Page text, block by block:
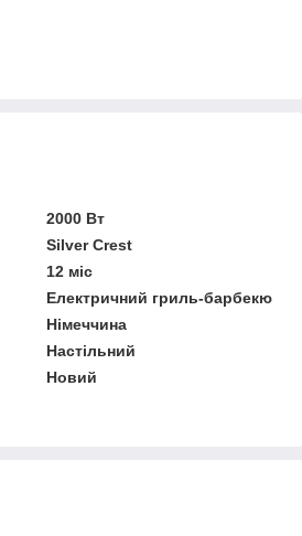
2000 Вт
Silver Crest
12 міс
Електричний гриль-барбекю
Німеччина
Настільний
Новий